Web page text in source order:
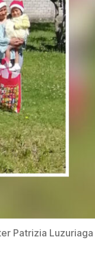
Patrizia Luzuriaga